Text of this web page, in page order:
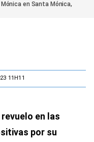
en Santa Mónica,
11H11
en las
por su